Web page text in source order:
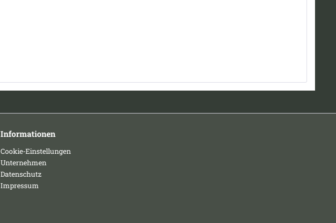
Informationen
Cookie-Einstellungen
Unternehmen
Datenschutz
Impressum